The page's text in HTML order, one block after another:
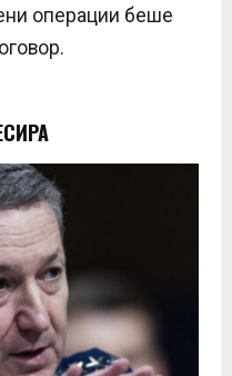
операции беше